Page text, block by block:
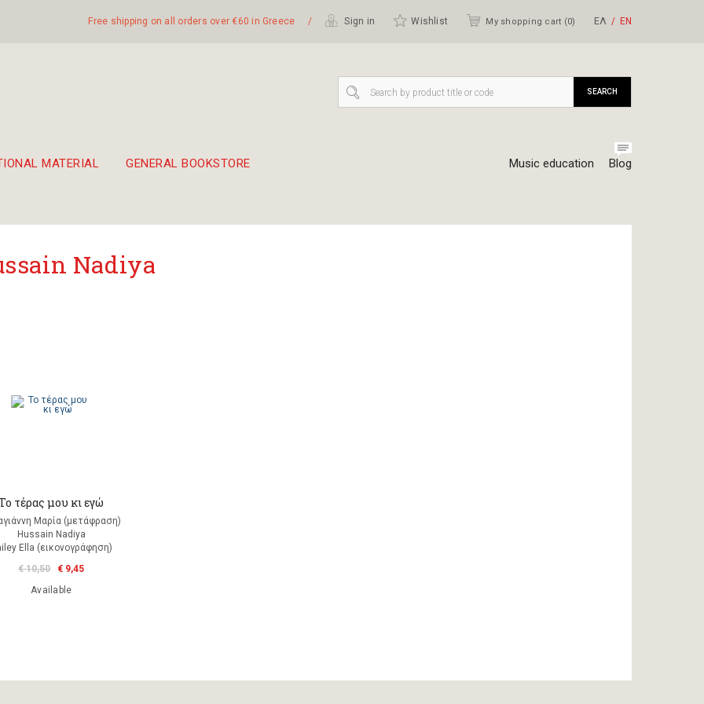
Free shipping on all orders over €60 in Greece / Sign in Wishlist My shopping cart (0) ΕΛ ΕΝ
MATERIAL GENERAL BOOKSTORE Music education Blog
SEARCH
Nadiya
τέρας μου κι εγώ
Μαρία (μετάφραση)
Hussain Nadiya
Ella (εικονογράφηση)
€ 10,50
€ 9,45
Available